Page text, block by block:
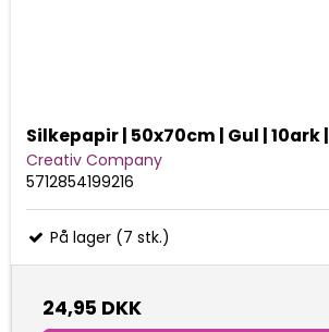
Silkepapir | 50x70cm | Gul | 10ark |
Creativ Company
5712854199216
På lager (7 stk.)
24,95 DKK